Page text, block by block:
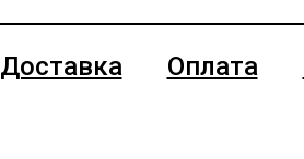
Доставка Оплата